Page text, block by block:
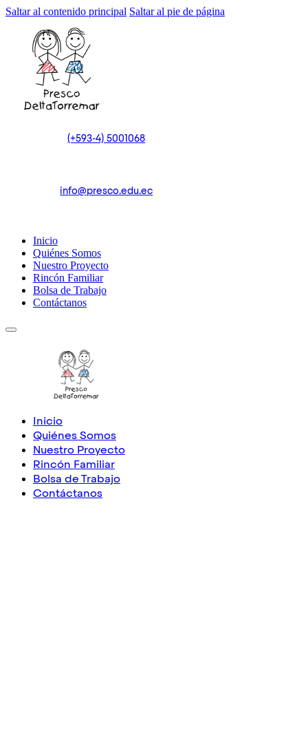
Saltar al contenido principal Saltar al pie de página
(+593-4) 5001068
info@presco.edu.ec
Inicio
Quiénes Somos
Nuestro Proyecto
Rincón Familiar
Bolsa de Trabajo
Contáctanos
Inicio
Quiénes Somos
Nuestro Proyecto
Rincón Familiar
Bolsa de Trabajo
Contáctanos